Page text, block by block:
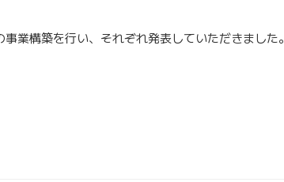
業構築を行い、それぞれ発表していただきました。